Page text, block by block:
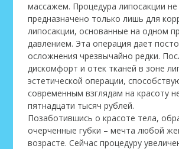
массажем. Процедура липосакции
предназначено только лишь для
липосакции, основанные на одном
давлением. Эта операция дает
осложнения чрезвычайно редки.
дискомфорт и отек тканей в зоне
эстетической операции,
современным взглядам на красоту
пятнадцати тысяч рублей.
Позаботившись о красоте тела,
очерченные губки – мечта любой
возрасте. Сейчас процедуру